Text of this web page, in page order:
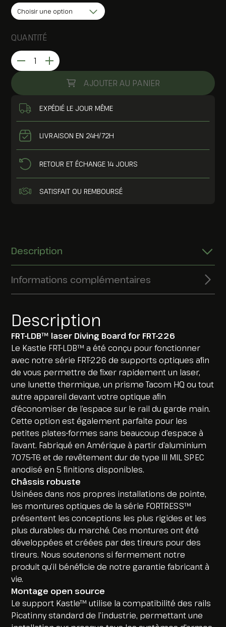
Choisir une option
QUANTITÉ
quantité
de
LDB™
Laser
Diving
Board
AJOUTER AU PANIER
EXPÉDIÉ LE JOUR MÊME
LIVRAISON EN 24H/72H
RETOUR ET ÉCHANGE 14 JOURS
SATISFAIT OU REMBOURSÉ
Description
Informations complémentaires
Description
FRT-LDB™ laser Diving Board for FRT-226
Le Kastle FRT-LDB™ a été conçu pour fonctionner
avec notre série FRT-226 de supports optiques afin
de vous permettre de fixer rapidement un laser,
une lunette thermique, un prisme Tacom HQ ou tout
autre appareil devant votre optique afin
d’économiser de l’espace sur le rail du garde main.
Cette option est également parfaite pour les
petites plates-formes sans beaucoup d’espace à
l’avant. Fabriqué en Amérique à partir d’aluminium
7075-T6 et de revêtement dur de type III MIL SPEC
anodisé en 5 finitions disponibles.
Châssis robuste
Usinées dans nos propres installations de pointe,
les montures optiques de la série FORTRESS™
présentent les conceptions les plus rigides et les
plus durables du marché. Ces montures ont été
développées et créées par des tireurs pour des
tireurs. Nous soutenons si fermement notre
produit qu’il bénéficie de notre garantie fabricant à
vie.
Montage open source
Le support Kastle™ utilise la compatibilité des rails
Picatinny standard de l’industrie, permettant une